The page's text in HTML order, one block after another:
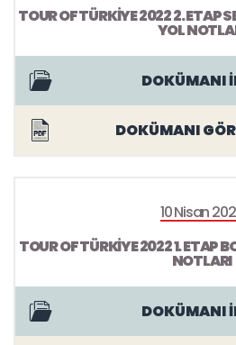
TOUR OF TÜRKİYE 2022 2. ETAP
YOL
DOKÜMANI
DOKÜMANI
10 Nisan
TOUR OF TÜRKİYE 2022 1. ETAP
NOTLARI
DOKÜMANI